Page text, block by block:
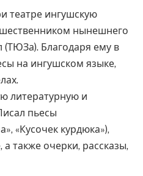
театре ингушскую
нынешнего
(ТЮЗа). Благодаря ему в
на ингушском языке,
литературную и
пьесы
«Кусочек курдюка»),
также очерки, рассказы,